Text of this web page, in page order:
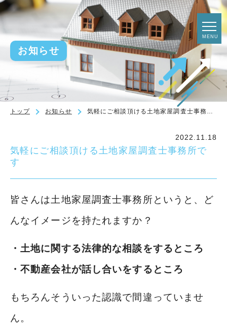
MENU
お知らせ
トップ お知らせ 気軽にご相談頂ける土地家屋調査士事務所です
2022.11.18
気軽にご相談頂ける土地家屋調査士事務所で
す
皆さんは土地家屋調査士事務所というと、ど
んなイメージを持たれますか？
・土地に関する法律的な相談をするところ
・不動産会社が話し合いをするところ
もちろんそういった認識で間違っていませ
ん。